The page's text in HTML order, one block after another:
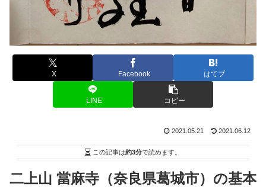
X Facebook はてブ
LINE コピー
2021.05.21 2021.06.12
この記事は約3分で読めます。
二上山 當麻寺（奈良県葛城市）の基本